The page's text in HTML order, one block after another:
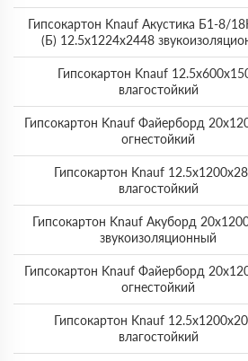
Гипсокартон Knauf Акустика Б1-8/
(Б) 12.5x1224x2448
Гипсокартон Knauf
влагостойкий
Гипсокартон Knauf Файерборд
огнестойкий
Гипсокартон Knauf
влагостойкий
Гипсокартон Knauf Акуборд
звукоизоляционный
Гипсокартон Knauf Файерборд
огнестойкий
Гипсокартон Knauf
влагостойкий